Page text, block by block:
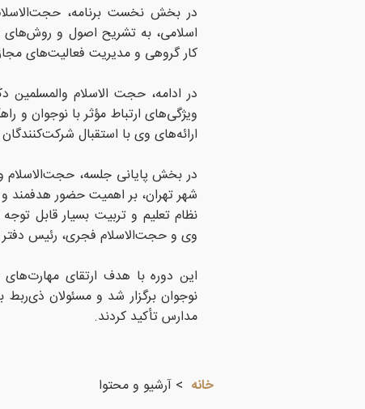
در بخش نخست برنامه،
اسلامی، به تشریح اصول و
کار گروهی و مدیریت فعالیت‌های
در ادامه، حجت الاسلام
ویژگی‌های ارتباط مؤثر با نوجوان و
ارائه‌های وی با استقبال
در بخش پایانی جلسه، حجت‌الاسلام
شهر تهران، بر اهمیت حضور هدفمند و
نظام تعلیم و تربیت بسیار قابل
وی و حجت‌الاسلام فجری، رئیس دفتر
این دوره با هدف ارتقای
نوجوان برگزار شد و مسئولان ذی‌ربط
مدارس تأکید کردند.
خانه
آرشیو و محتوا